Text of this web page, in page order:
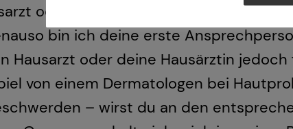
oder deine Hausärztin ist die erste
bin ich deine erste
Hausarzt oder deine Hausärztin
von einem Dermatologen bei
– wirst du an den